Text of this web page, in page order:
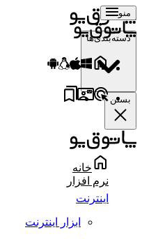
منو
دسته‌بندی‌ها
بستن
خانه
نرم افزار
اینترنت
ابزار اینترنت